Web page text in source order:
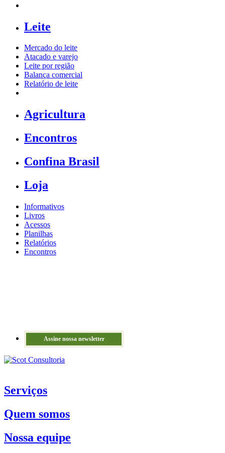
Leite
Mercado do leite
Atacado e varejo
Leite por região
Balança comercial
Relatório de leite
Agricultura
Encontros
Confina Brasil
Loja
Informativos
Livros
Acessos
Planilhas
Relatórios
Encontros
Assine nossa newsletter
Serviços
Quem somos
Nossa equipe